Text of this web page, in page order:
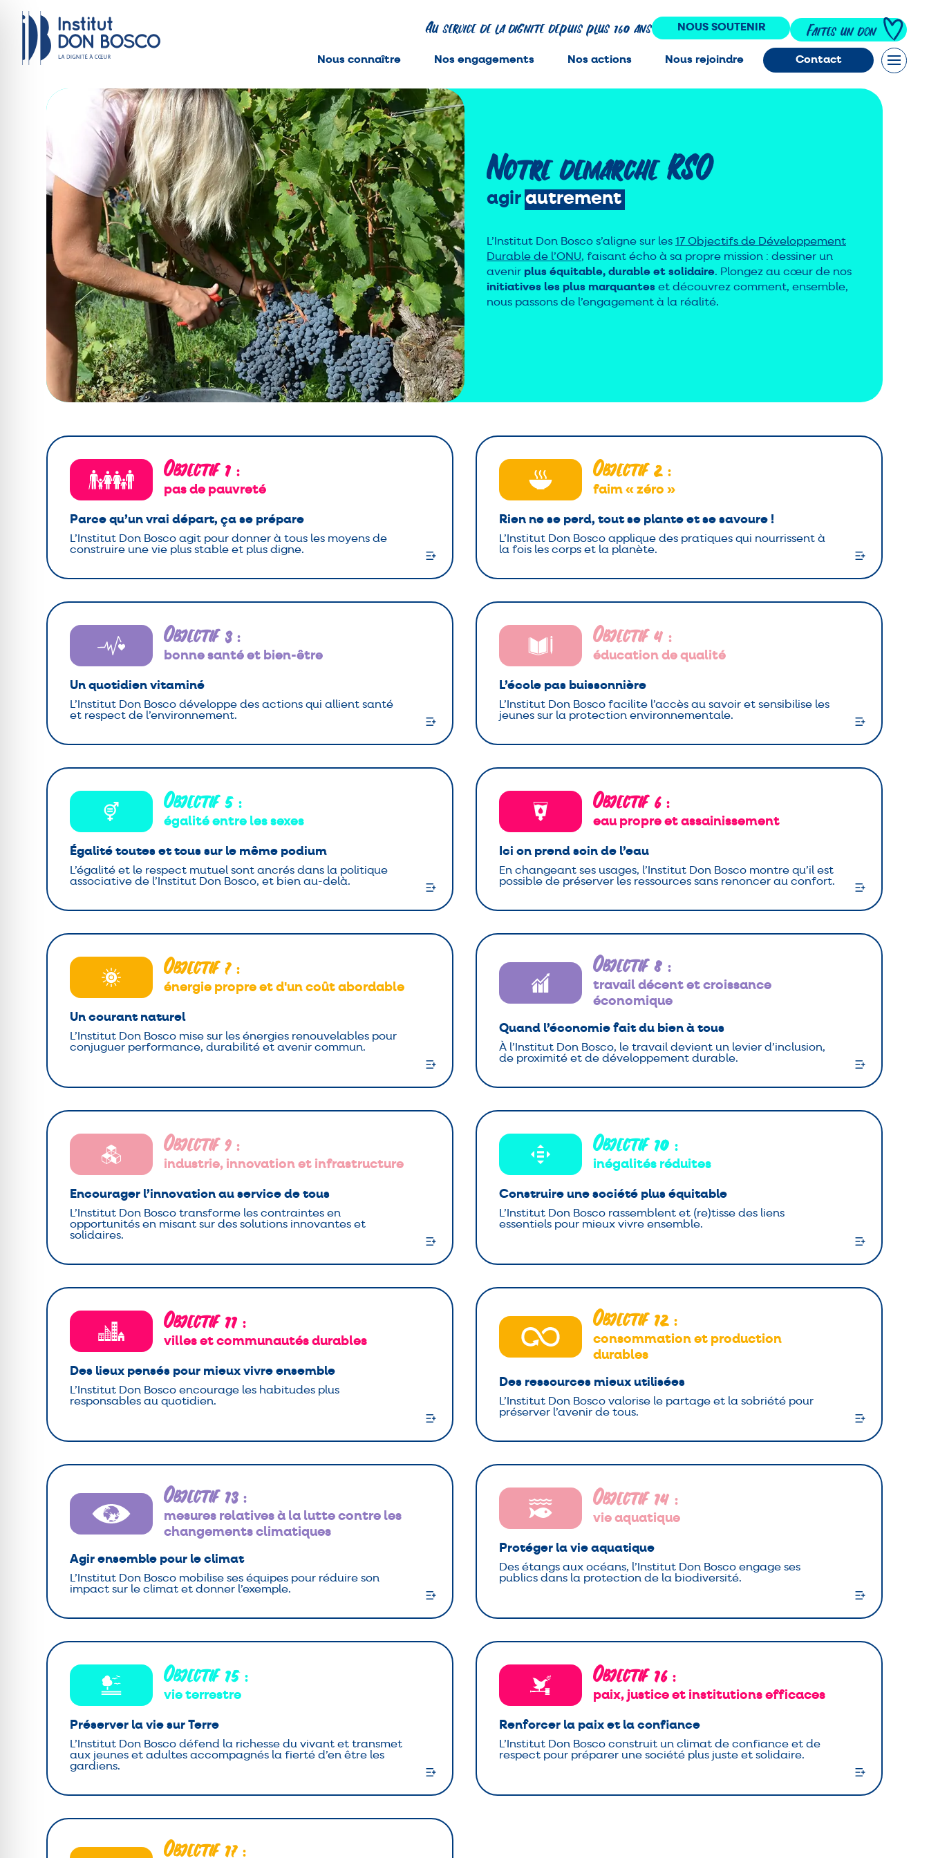
Au service de la dignité depuis plus 160 ans NOUS SOUTENIR Faites un don
Nous connaître Nos engagements Nos actions Nous rejoindre Contact
Notre démarche RSO
agir autrement
L’Institut Don Bosco s’aligne sur les 17 Objectifs de Développement
Durable de l’ONU, faisant écho à sa propre mission : dessiner un
avenir plus équitable, durable et solidaire. Plongez au cœur de nos
initiatives les plus marquantes et découvrez comment, ensemble,
nous passons de l’engagement à la réalité.
Objectif 1:
pas de pauvreté
Parce qu’un vrai départ, ça se prépare
L’Institut Don Bosco agit pour donner à tous les moyens de
construire une vie plus stable et plus digne.
Objectif 2 :
faim « zéro »
Rien ne se perd, tout se plante et se savoure !
L’Institut Don Bosco applique des pratiques qui nourrissent à
la fois les corps et la planète.
Objectif 3:
bonne santé et bien-être
Un quotidien vitaminé
L’Institut Don Bosco développe des actions qui allient santé
et respect de l’environnement.
Objectif 4 :
éducation de qualité
L’école pas buissonnière
L’Institut Don Bosco facilite l’accès au savoir et sensibilise les
jeunes sur la protection environnementale.
Objectif 5:
égalité entre les sexes
Égalité toutes et tous sur le même podium
L’égalité et le respect mutuel sont ancrés dans la politique
associative de l’Institut Don Bosco, et bien au-delà.
Objectif 6 :
eau propre et assainissement
Ici on prend soin de l’eau
En changeant ses usages, l’Institut Don Bosco montre qu’il est
possible de préserver les ressources sans renoncer au confort.
Objectif 7:
énergie propre et d'un coût abordable
Un courant naturel
L’Institut Don Bosco mise sur les énergies renouvelables pour
conjuguer performance, durabilité et avenir commun.
Objectif 8 :
travail décent et croissance
économique
Quand l’économie fait du bien à tous
À l’Institut Don Bosco, le travail devient un levier d’inclusion,
de proximité et de développement durable.
Objectif 9 :
industrie, innovation et infrastructure
Encourager l’innovation au service de tous
L’Institut Don Bosco transforme les contraintes en
opportunités en misant sur des solutions innovantes et
solidaires.
Objectif 10 :
inégalités réduites
Construire une société plus équitable
L’Institut Don Bosco rassemblent et (re)tisse des liens
essentiels pour mieux vivre ensemble.
Objectif 11:
villes et communautés durables
Des lieux pensés pour mieux vivre ensemble
L’Institut Don Bosco encourage les habitudes plus
responsables au quotidien.
Objectif 12 :
consommation et production
durables
Des ressources mieux utilisées
L’Institut Don Bosco valorise le partage et la sobriété pour
préserver l’avenir de tous.
Objectif 13:
mesures relatives à la lutte contre les
changements climatiques
Agir ensemble pour le climat
L’Institut Don Bosco mobilise ses équipes pour réduire son
impact sur le climat et donner l’exemple.
Objectif 14 :
vie aquatique
Protéger la vie aquatique
Des étangs aux océans, l’Institut Don Bosco engage ses
publics dans la protection de la biodiversité.
Objectif 15:
vie terrestre
Préserver la vie sur Terre
L’Institut Don Bosco défend la richesse du vivant et transmet
aux jeunes et adultes accompagnés la fierté d’en être les
gardiens.
Objectif 16 :
paix, justice et institutions efficaces
Renforcer la paix et la confiance
L’Institut Don Bosco construit un climat de confiance et de
respect pour préparer une société plus juste et solidaire.
Objectif 17: